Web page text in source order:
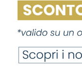
Pasetti “testarossa
Aquilane Igp
VINI,VINO
Pasetti